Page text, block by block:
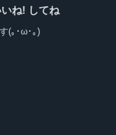
ね! してね
(｡･ω･｡)